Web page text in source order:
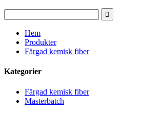
Hem
Produkter
Färgad kemisk fiber
Kategorier
Färgad kemisk fiber
Masterbatch